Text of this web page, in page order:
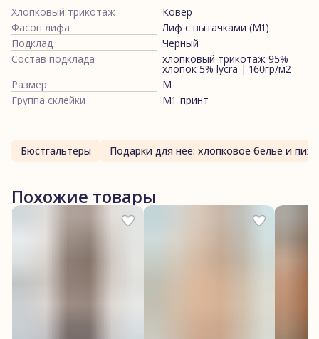
Хлопковый трикотаж
Ковер
Фасон лифа
Лиф с вытачками (М1)
Подклад
Черный
Состав подклада
хлопковый трикотаж 95%
хлопок 5% lycra | 160гр/м2
Размер
M
Группа склейки
М1_принт
Бюстгальтеры
Похожие товары